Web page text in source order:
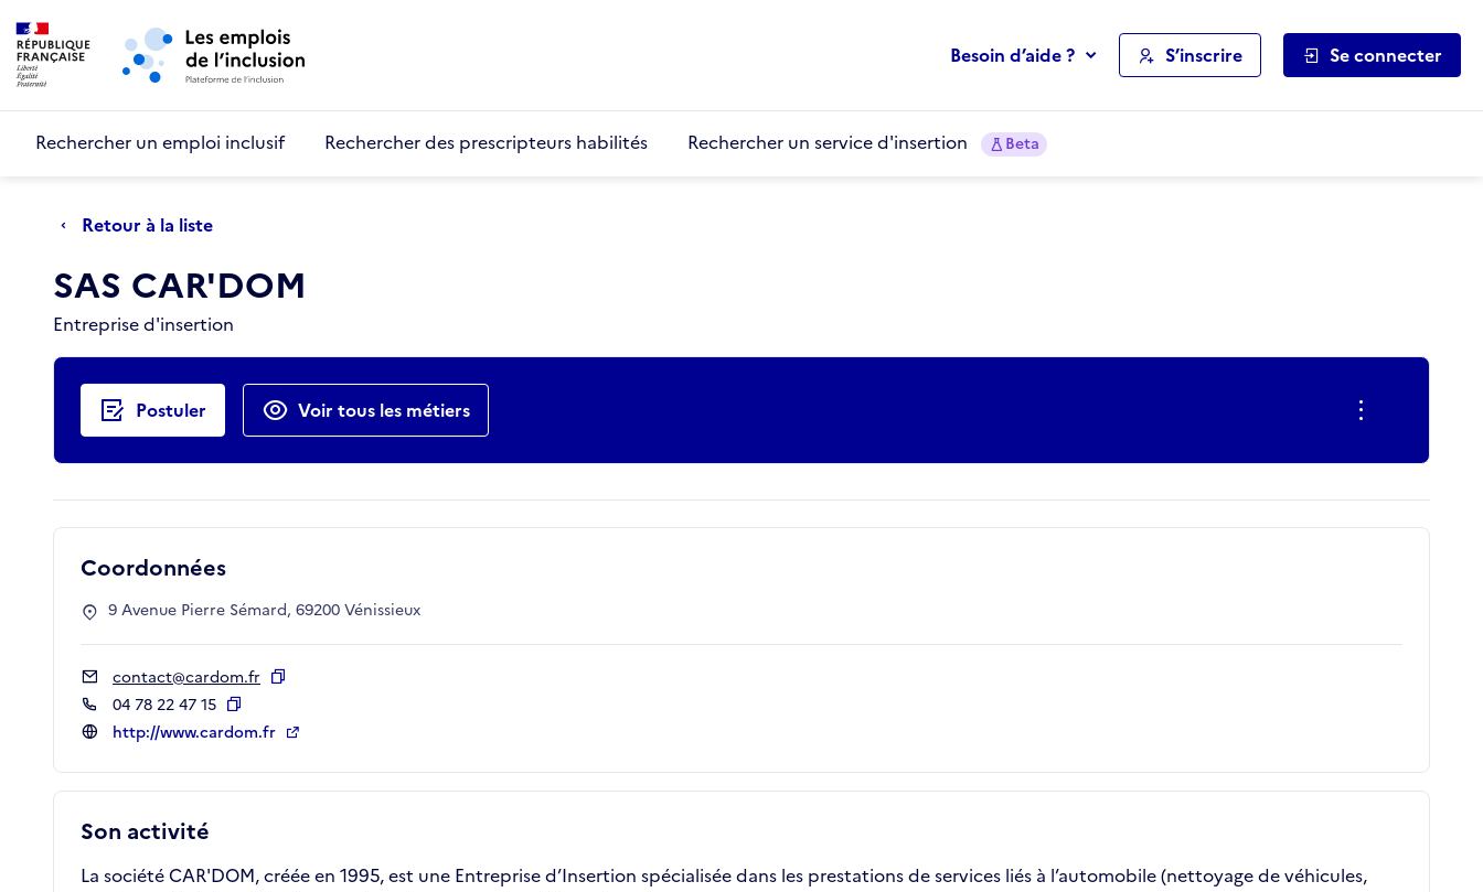
Aller au menu principal
Besoin d’aide ? S’inscrire Se connecter
Rechercher un emploi inclusif Rechercher des prescripteurs habilités Rechercher un service d'insertion Beta
Retour à la liste
SAS CAR'DOM
Entreprise d'insertion
Actions rapides
Postuler Voir tous les métiers
Son activité
La société CAR'DOM, créée en 1995, est une Entreprise d’Insertion spécialisée dans les prestations de services liés à l’automobile (nettoyage de véhicules,
Coordonnées
9 Avenue Pierre Sémard, 69200 Vénissieux
contact@cardom.fr
04 78 22 47 15
Copier
http://www.cardom.fr